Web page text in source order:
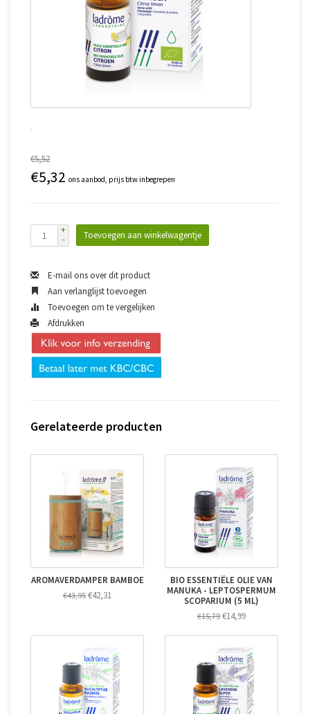
€5,52
€5,32 ons aanbod, prijs btw inbegrepen
+
-
Toevoegen aan winkelwagentje
E-mail ons over dit product
Aan verlanglijst toevoegen
Toevoegen om te vergelijken
Afdrukken
Gerelateerde producten
AROMAVERDAMPER BAMBOE
€43,95 €42,31
BIO ESSENTIËLE OLIE VAN
MANUKA - LEPTOSPERMUM
SCOPARIUM (5 ML)
€15,79 €14,99